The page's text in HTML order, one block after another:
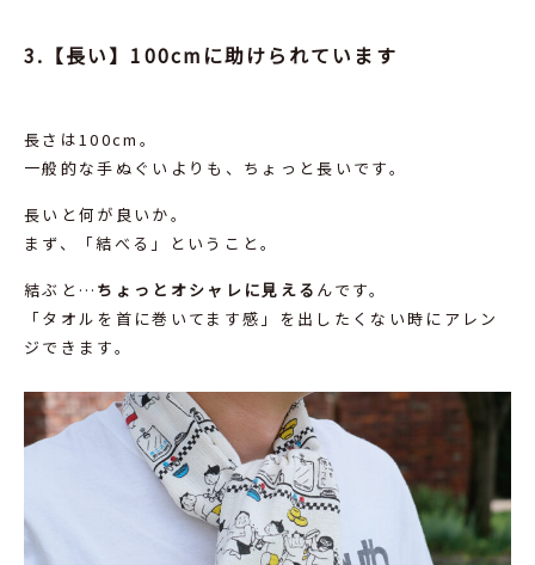
3.【長い】100cmに助けられています
長さは100cm。
一般的な手ぬぐいよりも、ちょっと長いです。
長いと何が良いか。
まず、「結べる」ということ。
結ぶと… ちょっとオシャレに見える んです。
「タオルを首に巻いてます感」を出したくない時にアレン
ジできます。